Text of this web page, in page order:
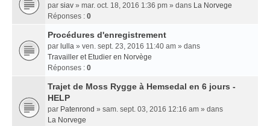
par siav » mar. oct. 18, 2016 1:36 pm » dans La Norvege
Réponses : 0
Procédures d'enregistrement
par lulla » ven. sept. 23, 2016 11:40 am » dans
Travailler et Etudier en Norvège
Réponses : 0
Trajet de Moss Rygge à Hemsedal en 6 jours -
HELP
par Patenrond » sam. sept. 03, 2016 12:16 am » dans
La Norvege